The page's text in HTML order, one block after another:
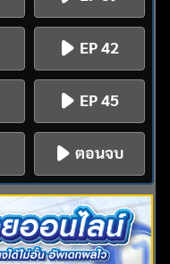
EP 42
EP 45
ตอนจบ